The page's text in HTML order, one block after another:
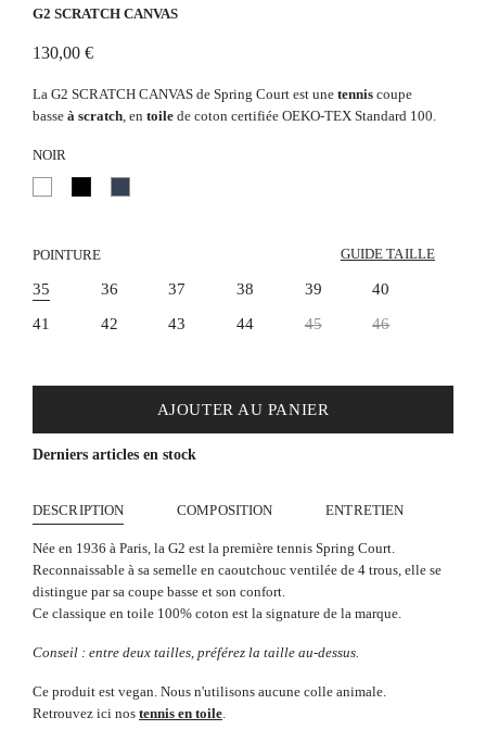
G2 SCRATCH CANVAS
130,00 €
La G2 SCRATCH CANVAS de Spring Court est une tennis coupe
basse à scratch , en toile de coton certifiée OEKO-TEX Standard 100.
NOIR
POINTURE
35 36 37 38 39
40
41
42 43 44 45 46
GUIDE TAILLE
AJOUTER AU PANIER
Derniers articles en stock
DESCRIPTION COMPOSITION ENTRETIEN
Née en 1936 à Paris, la G2 est la première tennis Spring Court.
Reconnaissable à sa semelle en caoutchouc ventilée de 4 trous, elle se
distingue par sa coupe basse et son confort.
Ce classique en toile 100% coton est la signature de la marque.
Conseil : entre deux tailles, préférez la taille au-dessus.
Ce produit est vegan. Nous n'utilisons aucune colle animale.
Retrouvez ici nos tennis en toile